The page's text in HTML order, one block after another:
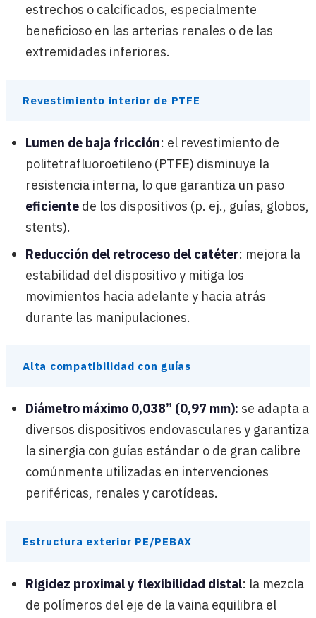
estrechos o calcificados, especialmente
beneficioso en las arterias renales o de las
extremidades inferiores.
Revestimiento interior de PTFE
Lumen de baja fricción: el revestimiento de
politetrafluoroetileno (PTFE) disminuye la
resistencia interna, lo que garantiza un paso
eficiente de los dispositivos (p. ej., guías, globos,
stents).
Reducción del retroceso del catéter: mejora la
estabilidad del dispositivo y mitiga los
movimientos hacia adelante y hacia atrás
durante las manipulaciones.
Alta compatibilidad con guías
Diámetro máximo 0,038” (0,97 mm): se adapta a
diversos dispositivos endovasculares y garantiza
la sinergia con guías estándar o de gran calibre
comúnmente utilizadas en intervenciones
periféricas, renales y carotídeas.
Estructura exterior PE/PEBAX
Rigidez proximal y flexibilidad distal: la mezcla
de polímeros del eje de la vaina equilibra el